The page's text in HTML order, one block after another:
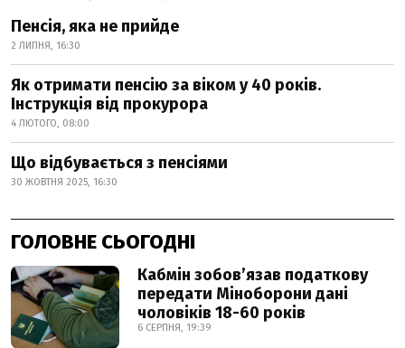
Пенсія, яка не прийде
2 ЛИПНЯ, 16:30
Як отримати пенсію за віком у 40 років.
Інструкція від прокурора
4 ЛЮТОГО, 08:00
Що відбувається з пенсіями
30 ЖОВТНЯ 2025, 16:30
ГОЛОВНЕ СЬОГОДНІ
Кабмін зобовʼязав податкову
передати Міноборони дані
чоловіків 18-60 років
6 СЕРПНЯ, 19:39